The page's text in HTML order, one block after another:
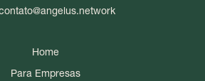
Home
Para Empresas